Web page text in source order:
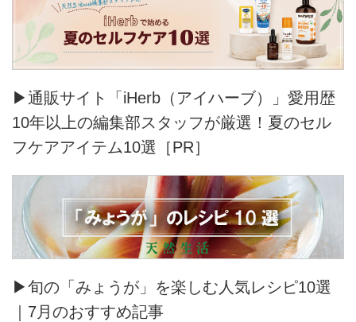
▶通販サイト「iHerb（アイハーブ）」愛用歴
10年以上の編集部スタッフが厳選！夏のセル
フケアアイテム10選［PR］
▶旬の「みょうが」を楽しむ人気レシピ10選
｜7月のおすすめ記事